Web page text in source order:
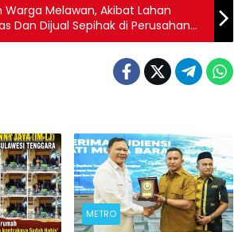
Warga Melawan, Akibat Lahan
Dan Dijual Sepihak di Perusahan
METRO